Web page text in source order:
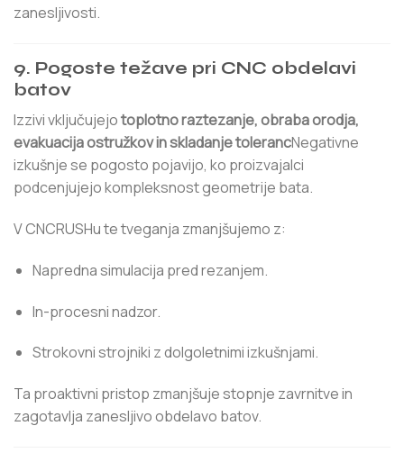
zanesljivosti.
9. Pogoste težave pri CNC obdelavi
batov
Izzivi vključujejotoplotno raztezanje, obraba orodja,
evakuacija ostružkov in skladanje tolerancNegativne
izkušnje se pogosto pojavijo, ko proizvajalci
podcenjujejo kompleksnost geometrije bata.
V CNCRUSHu te tveganja zmanjšujemo z:
Napredna simulacija pred rezanjem.
In-procesni nadzor.
Strokovni strojniki z dolgoletnimi izkušnjami.
Ta proaktivni pristop zmanjšuje stopnje zavrnitve in
zagotavlja zanesljivo obdelavo batov.